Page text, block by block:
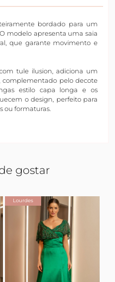
bordado para um
modelo apresenta uma saia
que garante movimento e
tule ilusion, adiciona um
pelo decote
estilo capa longa e os
o design, perfeito para
ou formaturas.
gostar
Lourdes